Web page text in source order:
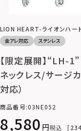
LION HEART-ライオンハー
金アレ対応 ステンレス
【限定展開】“LH-
ネックレス/サージ
対応）
商品番号 03NE052
8,580 税込